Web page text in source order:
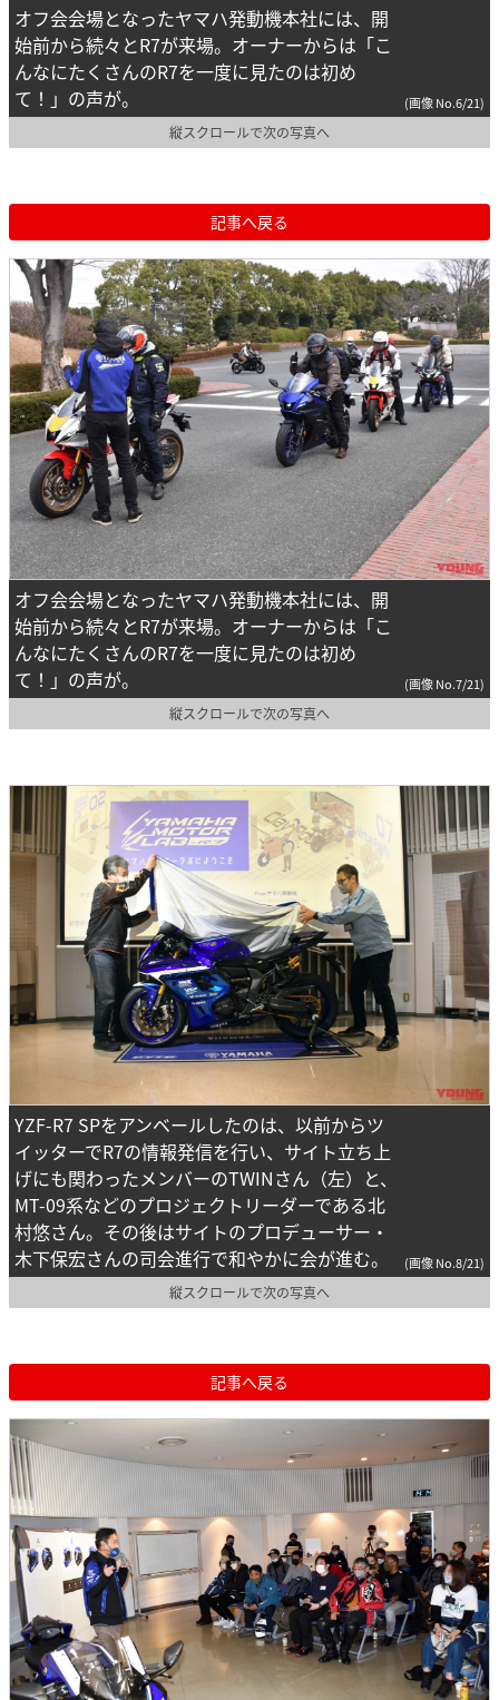
オフ会会場となったヤマハ発動機本社には、開
始前から続々とR7が来場。オーナーからは「こ
んなにたくさんのR7を一度に見たのは初め
て！」の声が。
(画像 No.6/21)
縦スクロールで次の写真へ
記事へ戻る
オフ会会場となったヤマハ発動機本社には、開
始前から続々とR7が来場。オーナーからは「こ
んなにたくさんのR7を一度に見たのは初め
て！」の声が。
(画像 No.7/21)
縦スクロールで次の写真へ
YZF-R7 SPをアンベールしたのは、以前からツ
イッターでR7の情報発信を行い、サイト立ち上
げにも関わったメンバーのTWINさん（左）と、
MT-09系などのプロジェクトリーダーである北
村悠さん。その後はサイトのプロデューサー・
木下保宏さんの司会進行で和やかに会が進む。
(画像 No.8/21)
縦スクロールで次の写真へ
記事へ戻る